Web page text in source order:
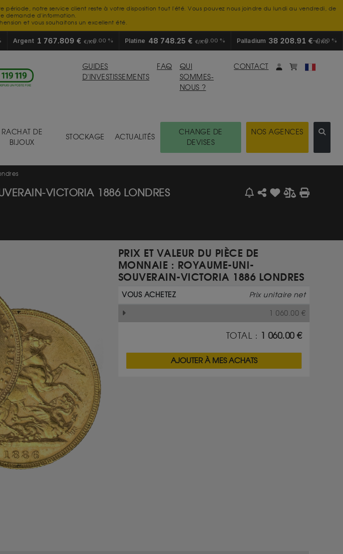
période, notre service client reste à votre disposition tout l'été. Vous pouvez nous joindre du lundi au vendredi, de
demande d'information.
et vous souhaitons un excellent été.
Argent 1 767.809 € €/KG0.00 % Platine 48 748.25 € €/KG0.00 % Palladium 38 208.91 €€/KG
0.00 %
GUIDES
D'INVESTISSEMENTS
FAQ
QUI
SOMMES-
NOUS ?
CONTACT Mon compte
monpanier
RACHAT DE
BIJOUX
STOCKAGE ACTUALITÉS
CHANGE DE
DEVISES
NOS AGENCES
VICTORIA 1886 LONDRES
PRIX ET VALEUR DU PIÈCE DE
MONNAIE : ROYAUME-UNI-
SOUVERAIN-VICTORIA 1886 LONDRES
VOUS ACHETEZ Prix unitaire net
1 060.00 €
TOTAL : 1 060.00€
AJOUTER À MES ACHATS